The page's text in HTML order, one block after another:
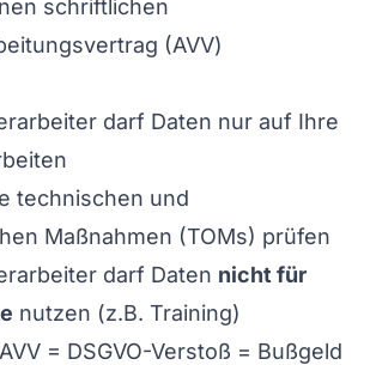
schriftlichen
(AVV)
darf Daten nur auf Ihre
technischen und
Maßnahmen (TOMs) prüfen
darf Daten nicht für
nutzen (z.B. Training)
= DSGVO-Verstoß = Bußgeld